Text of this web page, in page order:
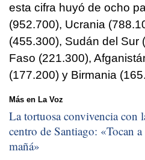
esta cifra huyó de ocho
(952.700), Ucrania
(455.300), Sudán del Sur
Faso (221.300),
(177.200) y Birmania
Más en La Voz
La tortuosa convivencia con
centro de Santiago: «Tocan
mañá»